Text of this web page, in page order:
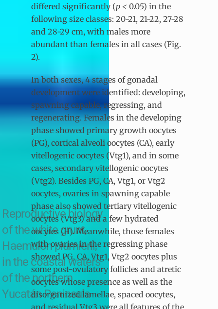
Reproductive biology
of the white grunt,
Haemulon plumierii,
in the coastal waters
of the northern
Yucatán Peninsula
differed significantly (p < 0.05) in the
following size classes: 20-21, 21-22, 27-28
and 28-29 cm, with males more
abundant than females in all cases (Fig.
2).
In both sexes, 4 stages of gonadal
development were identified: developing,
spawning capable, regressing, and
regenerating. Females in the developing
phase showed primary growth oocytes
(PG), cortical alveoli oocytes (CA), early
vitellogenic oocytes (Vtg1), and in some
cases, secondary vitellogenic oocytes
(Vtg2). Besides PG, CA, Vtg1, or Vtg2
oocytes, ovaries in spawning capable
phase also showed tertiary vitellogenic
oocytes (Vtg3) and a few hydrated
oocytes (H). Meanwhile, those females
with ovaries in the regressing phase
showed PG, CA, Vtg1, Vtg2 oocytes plus
some post-ovulatory follicles and atretic
oocytes whose presence as well as the
disorganized lamellae, spaced oocytes,